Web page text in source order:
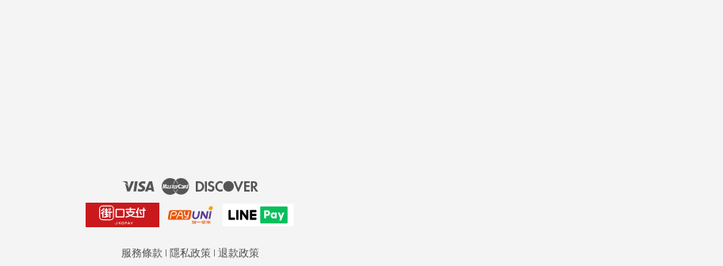
Visa Master
服務條款 | 隱私政策 | 退款政策